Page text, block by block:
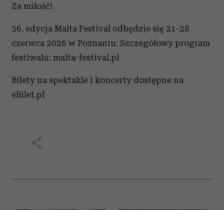
Za miłość!
36. edycja Malta Festival odbędzie się 21-28
czerwca 2026 w Poznaniu. Szczegółowy program
festiwalu: malta-festival.pl
Bilety na spektakle i koncerty dostępne na
eBilet.pl